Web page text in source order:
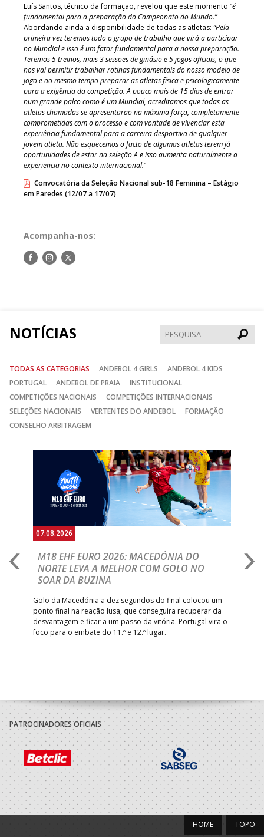
Luís Santos, técnico da formação, revelou que este momento “é
fundamental para a preparação do Campeonato do Mundo.”
Abordando ainda a disponibilidade de todas as atletas: “Pela
primeira vez teremos todo o grupo de trabalho que virá a participar
no Mundial e isso é um fator fundamental para a nossa preparação.
Teremos 5 treinos, mais 3 sessões de ginásio e 5 jogos oficiais, o que
nos vai permitir trabalhar rotinas fundamentais do nosso modelo de
jogo e ao mesmo tempo preparar as atletas física e psicologicamente
para a exigência da competição. A pouco mais de 15 dias de entrar
num grande palco como é um Mundial, acreditamos que todas as
atletas chamadas se apresentarão na máxima força, completamente
comprometidas com o processo e com vontade de vivenciar esta
experiência fundamental para a carreira desportiva de qualquer
jovem atleta. Não esquecemos o facto de algumas atletas terem já
oportunidades de estar na seleção A e isso aumenta naturalmente a
experiencia no contexto internacional.“
Convocatória da Seleção Nacional sub-18 Feminina – Estágio
em Paredes (12/07 a 17/07)
Acompanha-nos:
Siga-Siga-Siga-
NOTÍCIAS
TODAS AS CATEGORIAS ANDEBOL 4 GIRLS
ANDEBOL 4 KIDS
PORTUGAL
ANDEBOL DE PRAIA
INSTITUCIONAL
COMPETIÇÕES NACIONAIS
COMPETIÇÕES INTERNACIONAIS
SELEÇÕES NACIONAIS
VERTENTES DO ANDEBOL
FORMAÇÃO
CONSELHO ARBITRAGEM
07.08.2026
M18 EHF EURO 2026: MACEDÓNIA DO
NORTE LEVA A MELHOR COM GOLO NO
SOAR DA BUZINA
Golo da Macedónia a dez segundos do final colocou um
ponto final na reação lusa, que conseguira recuperar da
desvantagem e ficar a um passo da vitória. Portugal vira o
foco para o embate do 11.º e 12.º lugar.
PATROCINADORES OFICIAIS
TOPO
HOME